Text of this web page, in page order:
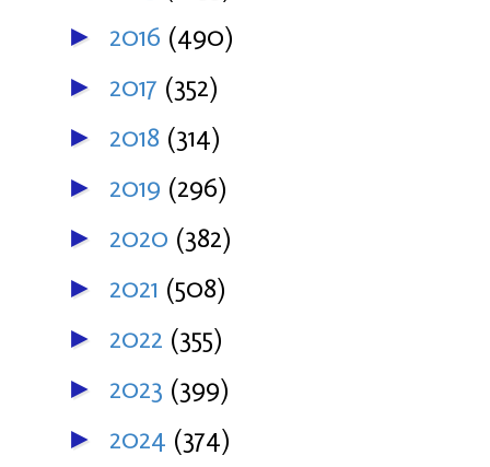
► 2016 (490)
► 2017 (352)
► 2018 (314)
► 2019 (296)
► 2020 (382)
► 2021 (508)
► 2022 (355)
► 2023 (399)
► 2024 (374)